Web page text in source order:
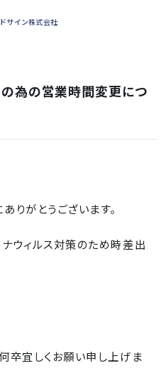
為の営業時間変更につ
りがとうございます。
ウィルス対策のため時差出
卒宜しくお願い申し上げま
サイン株式会社